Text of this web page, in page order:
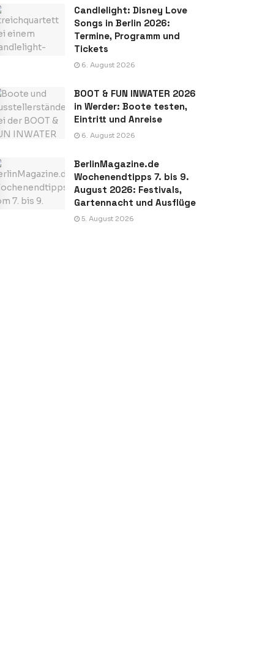
Candlelight: Disney Love
Songs in Berlin 2026:
Termine, Programm und
Tickets
6. August 2026
BOOT & FUN INWATER 2026
in Werder: Boote testen,
Eintritt und Anreise
6. August 2026
BerlinMagazine.de
Wochenendtipps 7. bis 9.
August 2026: Festivals,
Gartennacht und Ausflüge
5. August 2026